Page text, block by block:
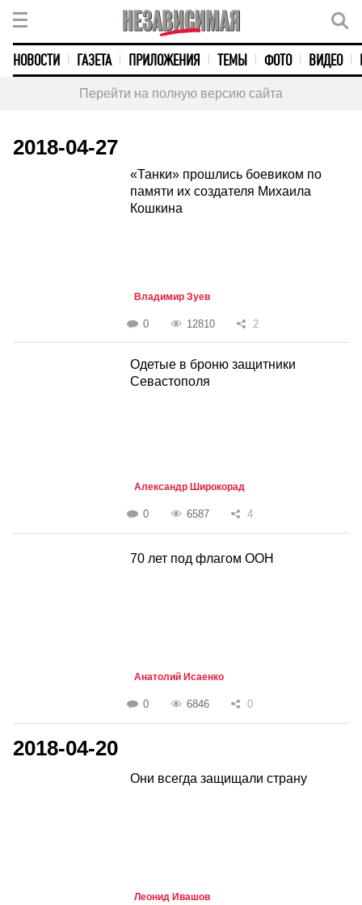
НОВОСТИ ГАЗЕТА ПРИЛОЖЕНИЯ ТЕМЫ ФОТО ВИДЕО
Перейти на полную версию сайта
2018-04-27
«Танки» прошлись боевиком по
памяти их создателя Михаила
Кошкина
Владимир Зуев
0 12810 2
Одетые в броню защитники
Севастополя
Александр Широкорад
0 6587 4
70 лет под флагом ООН
Анатолий Исаенко
0 6846 0
2018-04-20
Они всегда защищали страну
Леонид Ивашов